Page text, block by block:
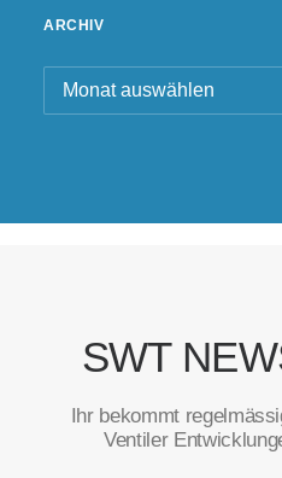
ARCHIV
Archiv
SWT
Ihr bekommt
Ventiler